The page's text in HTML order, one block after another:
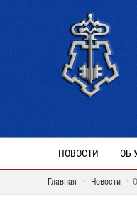
НОВОСТИ ОБ
Главная Новости